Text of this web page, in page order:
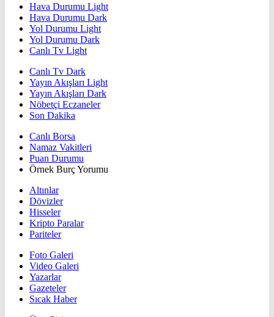
Hava Durumu Light
Hava Durumu Dark
Yol Durumu Light
Yol Durumu Dark
Canlı Tv Light
Canlı Tv Dark
Yayın Akışları Light
Yayın Akışları Dark
Nöbetçi Eczaneler
Son Dakika
Canlı Borsa
Namaz Vakitleri
Puan Durumu
Örnek Burç Yorumu
Altınlar
Dövizler
Hisseler
Kripto Paralar
Pariteler
Foto Galeri
Video Galeri
Yazarlar
Gazeteler
Sıcak Haber